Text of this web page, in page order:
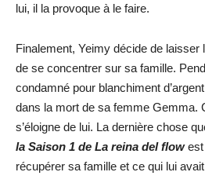
lui, il la provoque à le faire.
Finalement, Yeimy décide de laisser
de se concentrer sur sa famille.
condamné pour blanchiment
dans la mort de sa femme Gemma.
s’éloigne de lui. La dernière chose
la Saison 1 de La reina del flowest
récupérer sa famille et ce qui lui